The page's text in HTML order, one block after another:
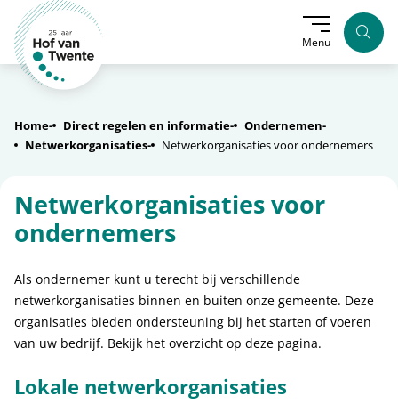
Menu
Home Direct regelen en informatie
Ondernemen
Netwerkorganisaties
Netwerkorganisaties voor ondernemers
Netwerkorganisaties voor
ondernemers
Als ondernemer kunt u terecht bij verschillende
netwerkorganisaties binnen en buiten onze gemeente. Deze
organisaties bieden ondersteuning bij het starten of voeren
van uw bedrijf. Bekijk het overzicht op deze pagina.
Lokale netwerkorganisaties